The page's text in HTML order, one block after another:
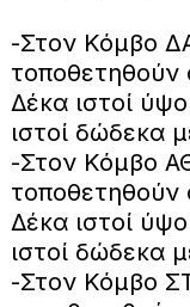
-Στον Κόμβο
τοποθετηθούν
Δέκα ιστοί
ιστοί δώδεκα
-Στον Κόμβο
τοποθετηθούν
Δέκα ιστοί
ιστοί δώδεκα
-Στον Κόμβο